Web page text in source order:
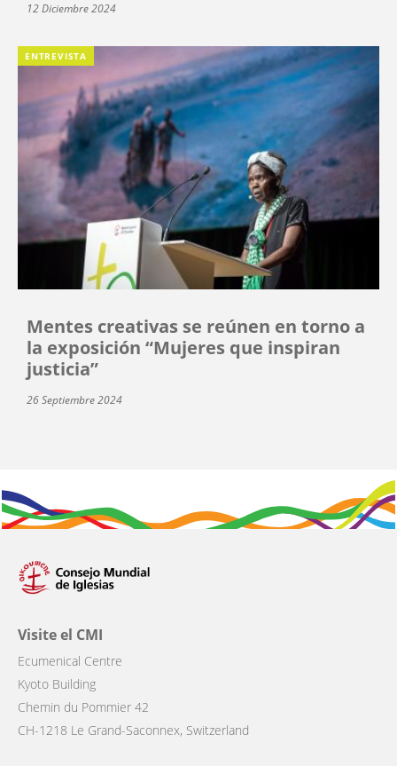
12 Diciembre 2024
ENTREVISTA
Mentes creativas se reúnen en torno a
la exposición “Mujeres que inspiran
justicia”
26 Septiembre 2024
Visite el CMI
Ecumenical Centre
Kyoto Building
Chemin du Pommier 42
CH-1218 Le Grand-Saconnex, Switzerland